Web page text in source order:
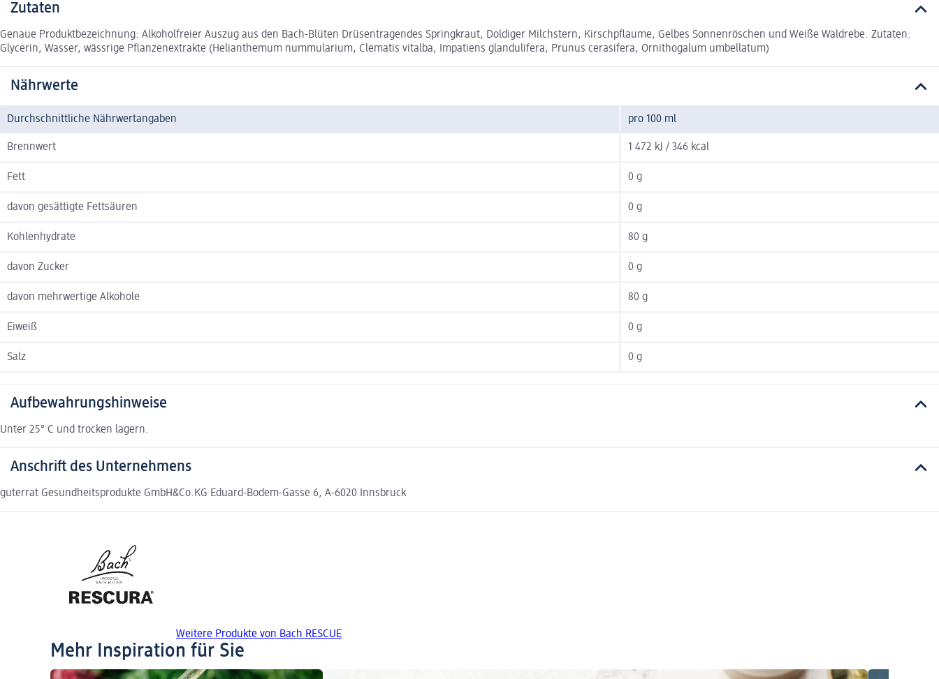
Zutaten
Genaue Produktbezeichnung: Alkoholfreier Auszug aus den Bach-Blüten Drüsentragendes Springkraut, Doldiger Milchstern, Kirschpflaume, Gelbes Sonnenröschen und Weiße Waldrebe. Zutaten:
Glycerin, Wasser, wässrige Pflanzenextrakte (Helianthemum nummularium, Clematis vitalba, Impatiens glandulifera, Prunus cerasifera, Ornithogalum umbellatum)
Nährwerte
Durchschnittliche Nährwertangaben pro 100 ml
Brennwert 1 472 kJ / 346 kcal
Fett 0 g
davon gesättigte Fettsäuren 0 g
Kohlenhydrate 80 g
davon Zucker 0 g
davon mehrwertige Alkohole 80 g
Eiweiß 0 g
Salz 0 g
Aufbewahrungshinweise
Unter 25° C und trocken lagern.
Anschrift des Unternehmens
guterrat Gesundheitsprodukte GmbH&Co.KG Eduard-Bodem-Gasse 6, A-6020 Innsbruck
Weitere Produkte von Bach RESCUE
Mehr Inspiration für Sie